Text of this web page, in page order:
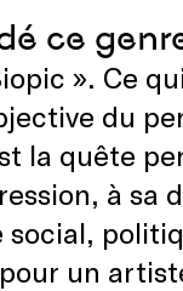
ce
». Ce
du
la quête
à
un